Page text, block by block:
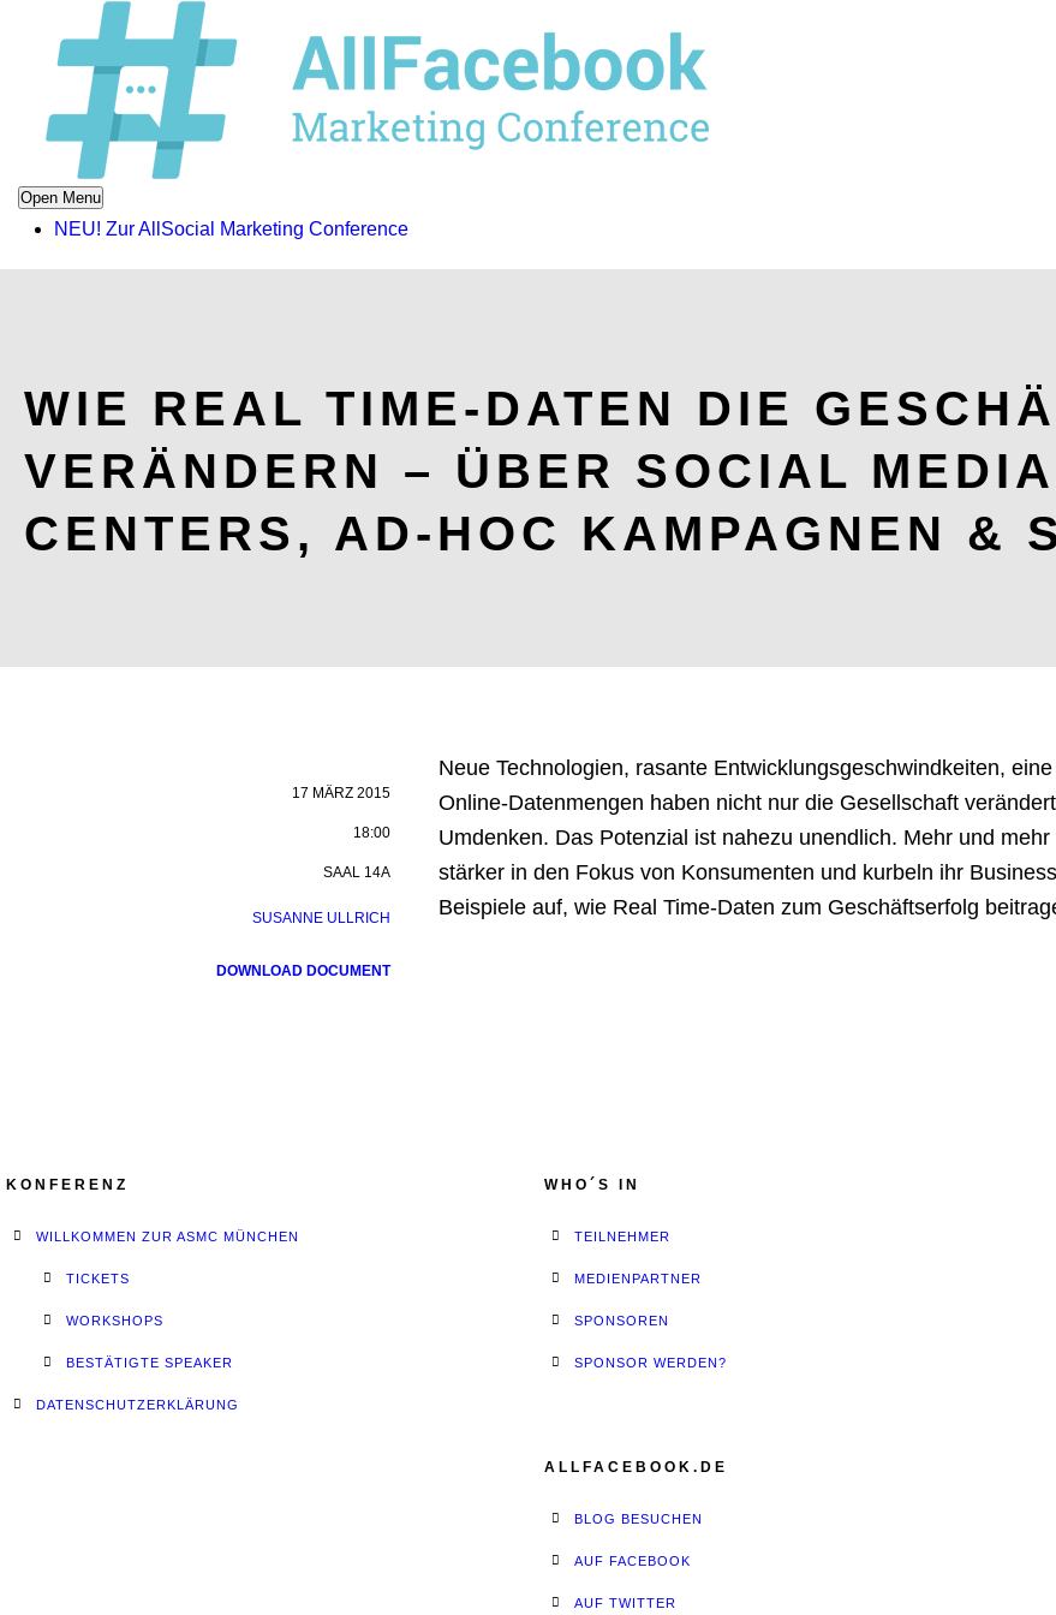
Open Menu
NEU! Zur AllSocial Marketing Conference
WIE REAL TIME-DATEN DIE
VERÄNDERN – ÜBER SOCIAL
CENTERS, AD-HOC KAMPAGNEN &
17 MÄRZ 2015
18:00
SAAL 14A
SUSANNE ULLRICH
DOWNLOAD DOCUMENT
Neue Technologien, rasante Entwicklungsgeschwindkeiten,
Online-Datenmengen haben nicht nur die Gesellschaft
Umdenken. Das Potenzial ist nahezu unendlich. Mehr und
stärker in den Fokus von Konsumenten und kurbeln ihr
Beispiele auf, wie Real Time-Daten zum Geschäftserfolg
KONFERENZ
WILLKOMMEN ZUR ASMC MÜNCHEN
TICKETS
WORKSHOPS
BESTÄTIGTE SPEAKER
DATENSCHUTZERKLÄRUNG
WHO´S IN
TEILNEHMER
MEDIENPARTNER
SPONSOREN
SPONSOR WERDEN?
ALLFACEBOOK.DE
BLOG BESUCHEN
AUF FACEBOOK
AUF TWITTER